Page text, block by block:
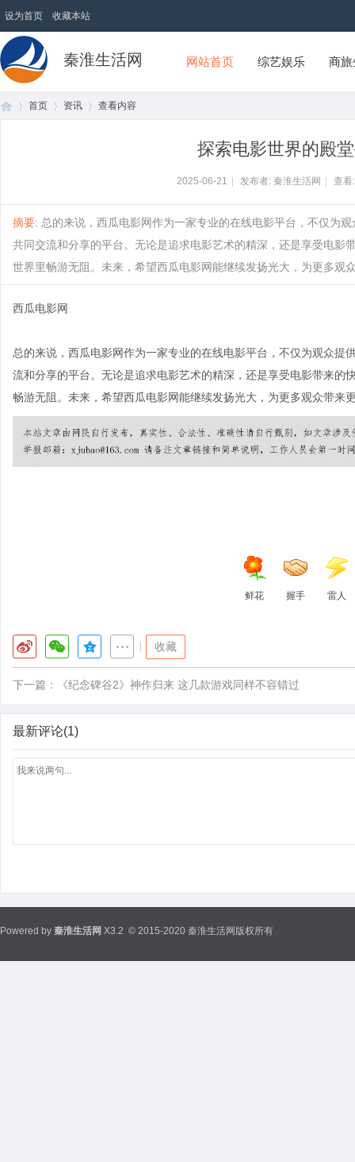
设为首页 收藏本站
秦淮生活网 网站首页 综艺娱乐 商
首页 资讯 查看内容
探索电影世界的殿
2025-06-21 发布者: 秦淮生活网 查
摘要: 总的来说，西瓜电影网作为一家专业的在线电影平台，不仅为
共同交流和分享的平台。无论是追求电影艺术的精深，还是享受电影
世界里畅游无阻。未来，希望西瓜电影网能继续发扬光大，为更多观
西瓜电影网
总的来说，西瓜电影网作为一家专业的在线电影平台，不仅为观众
流和分享的平台。无论是追求电影艺术的精深，还是享受电影带来的
畅游无阻。未来，希望西瓜电影网能继续发扬光大，为更多观众带来
鲜花 握手 雷人
收藏
下一篇： 《纪念碑谷2》神作归来 这几款游戏同样不容错过
最新评论(1)
Powered by 秦淮生活网 X3.2 © 2015-2020 秦淮生活网版权所有